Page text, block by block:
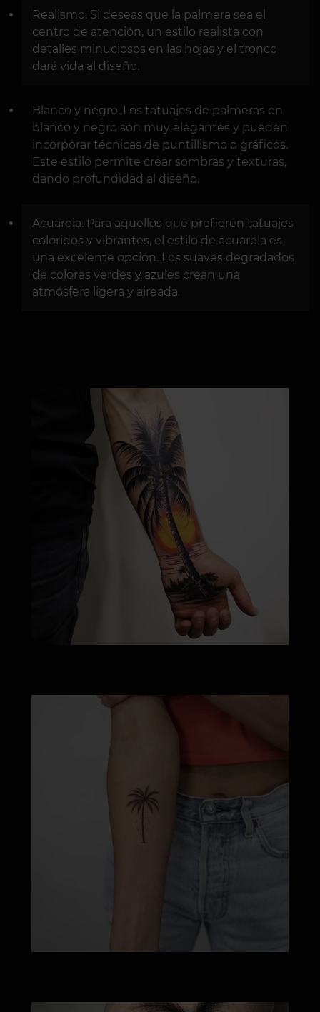
Realismo. Si deseas que la palmera sea el
centro de atención, un estilo realista con
detalles minuciosos en las hojas y el tronco
dará vida al diseño.
Blanco y negro. Los tatuajes de palmeras en
blanco y negro son muy elegantes y pueden
incorporar técnicas de puntillismo o gráficos.
Este estilo permite crear sombras y texturas,
dando profundidad al diseño.
Acuarela. Para aquellos que prefieren tatuajes
coloridos y vibrantes, el estilo de acuarela es
una excelente opción. Los suaves degradados
de colores verdes y azules crean una
atmósfera ligera y aireada.